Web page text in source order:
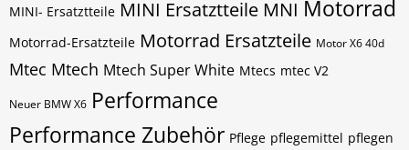
MINI- Ersatztteile MINI Ersatztteile MNI Motorrad
Motorrad-Ersatzteile Motorrad Ersatzteile Motor X6 40d
Mtec Mtech Mtech Super White Mtecs mtec V2
Neuer BMW X6 Performance
Performance Zubehör Pflege pflegemittel pflegen